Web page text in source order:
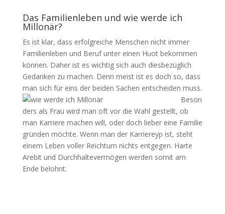
Das Familienleben und wie werde ich
Millonär?
Es ist klar, dass erfolgreiche Menschen nicht immer
Familienleben und Beruf unter einen Huot bekommen
können. Daher ist es wichtig sich auch diesbezüglich
Gedanken zu machen. Denn meist ist es doch so, dass
man sich für eins der beiden Sachen entscheiden muss.
Beson
ders als Frau wird man oft vor die Wahl gestellt, ob
man Karriere machen will, oder doch lieber eine Familie
gründen möchte. Wenn man der Karriereyp ist, steht
einem Leben voller Reichtum nichts entgegen. Harte
Arebit und Durchhaltevermögen werden somit am
Ende belohnt.